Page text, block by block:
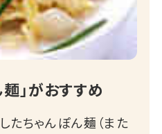
」がおすすめ
たちゃんぽん麺（また